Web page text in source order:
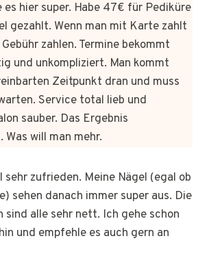
es hier super. Habe 47€ für Pediküre
gezahlt. Wenn man mit Karte zahlt
zahlen. Termine bekommt
und unkompliziert. Man kommt
Zeitpunkt dran und muss
Service total lieb und
sauber. Das Ergebnis
Was will man mehr.
sehr zufrieden. Meine Nägel (egal ob
sehen danach immer super aus. Die
sind alle sehr nett. Ich gehe schon
und empfehle es auch gern an